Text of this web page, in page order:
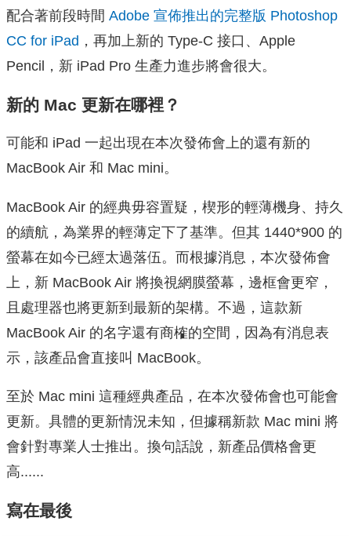
配合著前段時間 Adobe 宣佈推出的完整版 Photoshop
CC for iPad ，再加上新的 Type-C 接口、Apple
Pencil，新 iPad Pro 生產力進步將會很大。
新的 Mac 更新在哪裡？
可能和 iPad 一起出現在本次發佈會上的還有新的
MacBook Air 和 Mac mini。
MacBook Air 的經典毋容置疑，楔形的輕薄機身、持久
的續航，為業界的輕薄定下了基準。但其 1440*900 的
螢幕在如今已經太過落伍。而根據消息，本次發佈會
上，新 MacBook Air 將換視網膜螢幕，邊框會更窄，
且處理器也將更新到最新的架構。不過，這款新
MacBook Air 的名字還有商榷的空間，因為有消息表
示，該產品會直接叫 MacBook。
至於 Mac mini 這種經典產品，在本次發佈會也可能會
更新。具體的更新情況未知，但據稱新款 Mac mini 將
會針對專業人士推出。換句話說，新產品價格會更
高......
寫在最後